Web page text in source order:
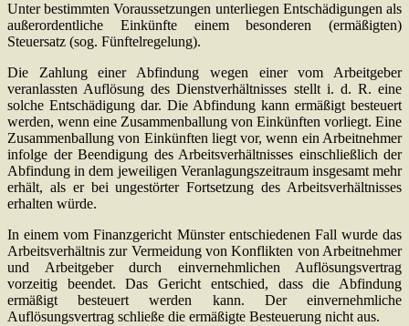
Unter bestimmten Voraussetzungen unterliegen Entschädigungen als
außerordentliche Einkünfte einem besonderen (ermäßigten)
Steuersatz (sog. Fünftelregelung).
Die Zahlung einer Abfindung wegen einer vom Arbeitgeber
veranlassten Auflösung des Dienstverhältnisses stellt i. d. R. eine
solche Entschädigung dar. Die Abfindung kann ermäßigt besteuert
werden, wenn eine Zusammenballung von Einkünften vorliegt. Eine
Zusammenballung von Einkünften liegt vor, wenn ein Arbeitnehmer
infolge der Beendigung des Arbeitsverhältnisses einschließlich der
Abfindung in dem jeweiligen Veranlagungszeitraum insgesamt mehr
erhält, als er bei ungestörter Fortsetzung des Arbeitsverhältnisses
erhalten würde.
In einem vom Finanzgericht Münster entschiedenen Fall wurde das
Arbeitsverhältnis zur Vermeidung von Konflikten von Arbeitnehmer
und Arbeitgeber durch einvernehmlichen Auflösungsvertrag
vorzeitig beendet. Das Gericht entschied, dass die Abfindung
ermäßigt besteuert werden kann. Der einvernehmliche
Auflösungsvertrag schließe die ermäßigte Besteuerung nicht aus.